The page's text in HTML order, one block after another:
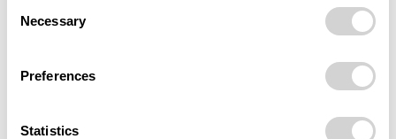
Selection
Necessary
Preferences
Statistics